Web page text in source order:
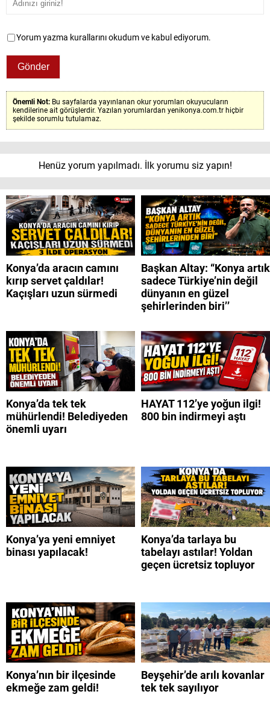
Yorum yazma kurallarını okudum ve kabul ediyorum.
Önemli Not: Bu sayfalarda yayınlanan okur yorumları okuyucuların
kendilerine ait görüşlerdir. Yazılan yorumlardan yenikonya.com.tr hiçbir
şekilde sorumlu tutulamaz.
Henüz yorum yapılmadı. İlk yorumu siz yapın!
Konya’da aracın camını
kırıp servet çaldılar!
Kaçışları uzun sürmedi
Başkan Altay: “Konya artık
sadece Türkiye’nin değil
dünyanın en güzel
şehirlerinden biri’’
Konya’da tek tek
mühürlendi! Belediyeden
önemli uyarı
HAYAT 112’ye yoğun ilgi!
800 bin indirmeyi aştı
Konya’ya yeni emniyet
binası yapılacak!
Konya’da tarlaya bu
tabelayı astılar! Yoldan
geçen ücretsiz topluyor
Konya’nın bir ilçesinde
ekmeğe zam geldi!
Beyşehir’de arılı kovanlar
tek tek sayılıyor